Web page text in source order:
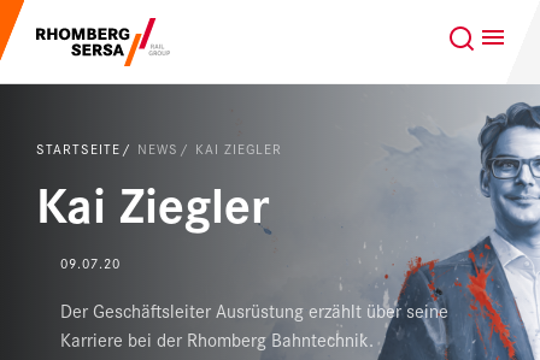
Unsere Kunden
Projektgeschäft
Leistungen & Produkte
GLOBAL
Suchempfehlungen
Digital Rail Services
STARTSEITE NEWS KAI ZIEGLER
Kai Ziegler
09.07.20
Der Geschäftsleiter Ausrüstung erzählt über seine
Karriere bei der Rhomberg Bahntechnik.